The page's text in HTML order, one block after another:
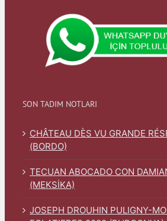
SON TADIM NOTLARI
CHÂTEAU DÈS VU GRANDE
(BORDO)
TECUAN ABOCADO CON
(MEKSİKA)
JOSEPH DROUHIN PULIGNY-